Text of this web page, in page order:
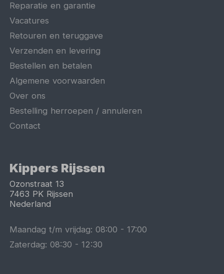
Reparatie en garantie
Vacatures
Retouren en teruggave
Verzenden en levering
Bestellen en betalen
Algemene voorwaarden
Over ons
Bestelling herroepen / annuleren
Contact
Kippers Rijssen
Ozonstraat 13
7463 PK Rijssen
Nederland
Maandag t/m vrijdag:08:00 -17:00
Zaterdag:08:30 -12:30